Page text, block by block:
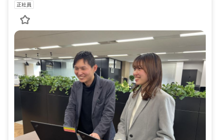
正社員